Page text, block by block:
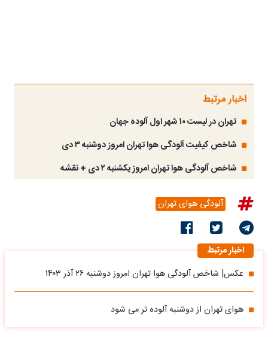
اخبار مرتبط
تهران در لیست ۱۰ شهر اول آلوده جهان
شاخص کیفیت آلودگی هوا تهران امروز دوشنبه ۳ دی
شاخص آلودگی هوا تهران امروز یکشنبه ۲ دی + نقشه
آلودگی هوای تهران
اخبار مرتبط
عکس| شاخص آلودگی هوا تهران امروز دوشنبه ۲۶ آذر ۱۴۰۳
هوای تهران از دوشنبه آلوده تر می شود